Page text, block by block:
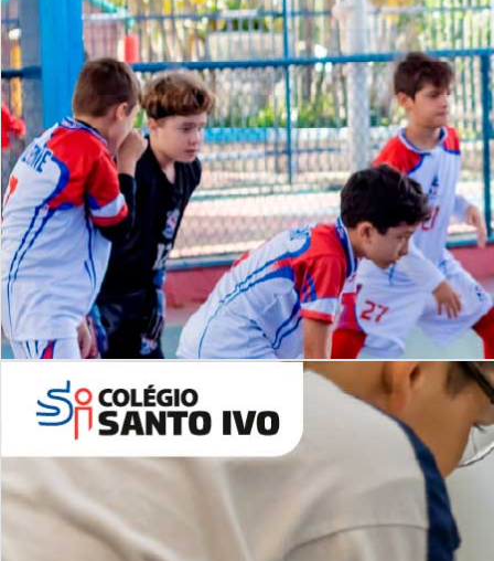
Desafios | Saiba mais
Lista de vídeos
NOSSOCANAL